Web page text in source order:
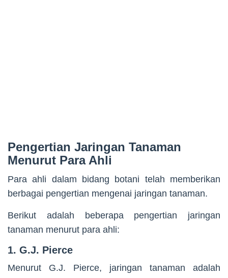
Pengertian Jaringan Tanaman
Menurut Para Ahli
Para ahli dalam bidang botani telah memberikan
berbagai pengertian mengenai jaringan tanaman.
Berikut adalah beberapa pengertian jaringan
tanaman menurut para ahli:
1. G.J. Pierce
Menurut G.J. Pierce, jaringan tanaman adalah